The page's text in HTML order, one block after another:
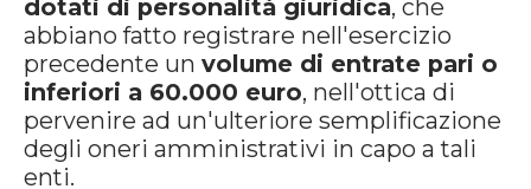
dotati di personalità giuridica, che
abbiano fatto registrare nell'esercizio
precedente un volume di entrate pari o
inferiori a 60.000 euro, nell'ottica di
pervenire ad un'ulteriore semplificazione
degli oneri amministrativi in capo a tali
enti.